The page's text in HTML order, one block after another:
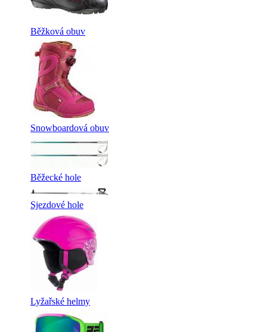
Běžková obuv
Snowboardová obuv
Běžecké hole
Sjezdové hole
Lyžařské helmy